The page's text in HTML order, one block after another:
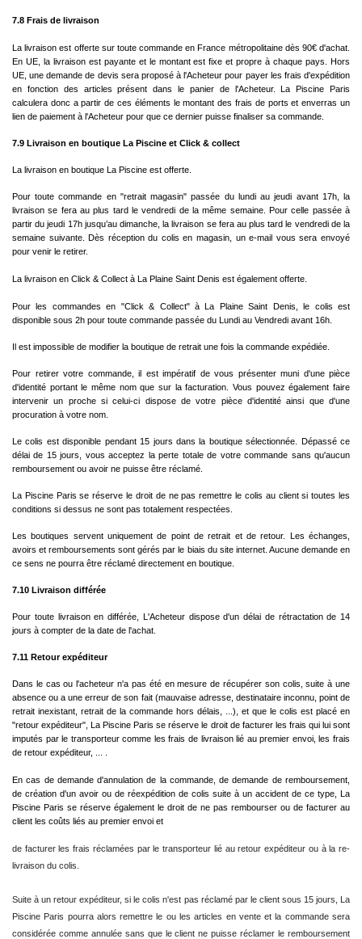
7.8 Frais de livraison
La livraison est offerte sur toute commande en France métropolitaine dès 90€ d'achat.
En UE, la livraison est payante et le montant est fixe et propre à chaque pays. Hors
UE, une demande de devis sera proposé à l'Acheteur pour payer les frais d'expédition
en fonction des articles présent dans le panier de l'Acheteur. La Piscine Paris
calculera donc a partir de ces éléments le montant des frais de ports et enverras un
lien de paiement à l'Acheteur pour que ce dernier puisse finaliser sa commande.
7.9 Livraison en boutique La Piscine et Click & collect
La livraison en boutique La Piscine est offerte.
Pour toute commande en "retrait magasin" passée du lundi au jeudi avant 17h, la
livraison se fera au plus tard le vendredi de la même semaine. Pour celle passée à
partir du jeudi 17h jusqu’au dimanche, la livraison se fera au plus tard le vendredi de la
semaine suivante. Dès réception du colis en magasin, un e-mail vous sera envoyé
pour venir le retirer.
La livraison en Click & Collect à La Plaine Saint Denis est également offerte.
Pour les commandes en "Click & Collect" à La Plaine Saint Denis, le colis est
disponible sous 2h pour toute commande passée du Lundi au Vendredi avant 16h.
Il est impossible de modifier la boutique de retrait une fois la commande expédiée.
Pour retirer votre commande, il est impératif de vous présenter muni d'une pièce
d'identité portant le même nom que sur la facturation. Vous pouvez également faire
intervenir un proche si celui-ci dispose de votre pièce d'identité ainsi que d'une
procuration à votre nom.
Le colis est disponible pendant 15 jours dans la boutique sélectionnée. Dépassé ce
délai de 15 jours, vous acceptez la perte totale de votre commande sans qu'aucun
remboursement ou avoir ne puisse être réclamé.
La Piscine Paris se réserve le droit de ne pas remettre le colis au client si toutes les
conditions si dessus ne sont pas totalement respectées.
Les boutiques servent uniquement de point de retrait et de retour. Les échanges,
avoirs et remboursements sont gérés par le biais du site internet. Aucune demande en
ce sens ne pourra être réclamé directement en boutique.
7.10 Livraison différée
Pour toute livraison en différée, L'Acheteur dispose d'un délai de rétractation de 14
jours à compter de la date de l'achat.
7.11 Retour expéditeur
Dans le cas ou l'acheteur n'a pas été en mesure de récupérer son colis, suite à une
absence ou a une erreur de son fait (mauvaise adresse, destinataire inconnu, point de
retrait inexistant, retrait de la commande hors délais, ...), et que le colis est placé en
"retour expéditeur", La Piscine Paris se réserve le droit de facturer les frais qui lui sont
imputés par le transporteur comme les frais de livraison lié au premier envoi, les frais
de retour expéditeur, ... .
En cas de demande d'annulation de la commande, de demande de remboursement,
de création d'un avoir ou de réexpédition de colis suite à un accident de ce type, La
Piscine Paris se réserve également le droit de ne pas rembourser ou de facturer au
client les coûts liés au premier envoi et
de facturer les frais réclamées par le transporteur lié au retour expéditeur ou à la re-
livraison du colis.
Suite à un retour expéditeur, si le colis n'est pas réclamé par le client sous 15 jours, La
Piscine Paris pourra alors remettre le ou les articles en vente et la commande sera
considérée comme annulée sans que le client ne puisse réclamer le remboursement